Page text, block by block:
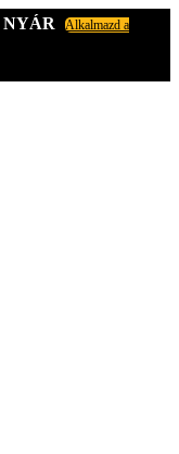
NYÁR
Alkalmazd a